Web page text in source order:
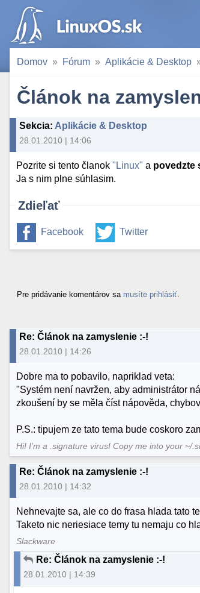
Domov Fórum Aplikácie & Desktop
Článok na
Sekcia: Aplikácie & Desktop
28.01.2010 | 14:06
Pozrite si tento članok"Linux" a povedzte
Ja s nim plne súhlasim.
Zdieľať
Facebook Twitter
Pre pridávanie komentárov sa musíte prihlásiť
Re: Článok na zamyslenie :-!
28.01.2010 | 14:26
Dobre ma to pobavilo, napriklad veta:
"Systém není navržen, aby administrátor
zkoušení by se měla číst nápověda,
P.S.: tipujem ze tato tema bude coskoro
Hi! I'm a .signature virus! Copy me into your ~/
Re: Článok na zamyslenie :-!
28.01.2010 | 14:32
Nehnevajte sa, ale co do frasa hlada tato
Taketo nic neriesiace temy tu nemaju co
Slackware
Re: Článok na zamyslenie :-!
28.01.2010 | 14:39